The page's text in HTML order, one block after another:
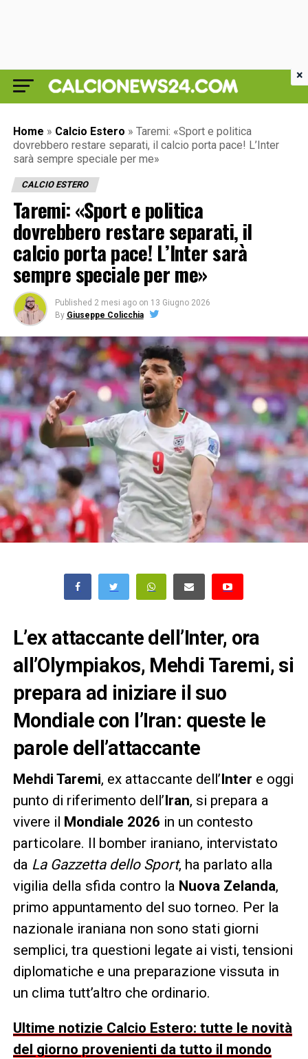
Home » Calcio Estero » Taremi: «Sport e politica
dovrebbero restare separati, il calcio porta pace! L’Inter
sarà sempre speciale per me»
CALCIO ESTERO
Taremi: «Sport e politica
dovrebbero restare separati, il
calcio porta pace! L’Inter sarà
sempre speciale per me»
Published 2 mesi ago on 13 Giugno 2026
By Giuseppe Colicchia
L’ex attaccante dell’Inter, ora
all’Olympiakos, Mehdi Taremi, si
prepara ad iniziare il suo
Mondiale con l’Iran: queste le
parole dell’attaccante
Mehdi Taremi, ex attaccante dell’ Inter e oggi
punto di riferimento dell’ Iran, si prepara a
vivere il
Mondiale 2026 in un contesto
particolare. Il bomber iraniano, intervistato
da La Gazzetta dello Sport, ha parlato alla
vigilia della sfida contro la Nuova Zelanda,
primo appuntamento del suo torneo. Per la
nazionale iraniana non sono stati giorni
semplici, tra questioni legate ai visti, tensioni
diplomatiche e una preparazione vissuta in
un clima tutt’altro che ordinario.
Ultime notizie Calcio Estero: tutte le novità
del giorno provenienti da tutto il mondo
×